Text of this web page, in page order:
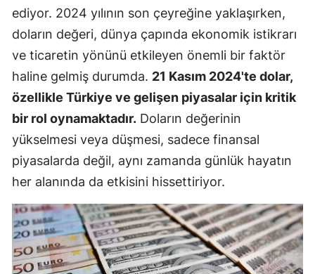
ediyor. 2024 yılının son çeyreğine yaklaşırken,
doların değeri, dünya çapında ekonomik istikrarı
ve ticaretin yönünü etkileyen önemli bir faktör
haline gelmiş durumda. 21 Kasım 2024'te dolar,
özellikle Türkiye ve gelişen piyasalar için kritik
bir rol oynamaktadır. Doların değerinin
yükselmesi veya düşmesi, sadece finansal
piyasalarda değil, aynı zamanda günlük hayatın
her alanında da etkisini hissettiriyor.